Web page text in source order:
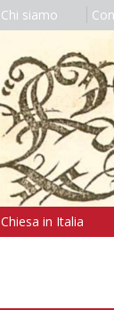
Chi siamo
Chiesa in Italia